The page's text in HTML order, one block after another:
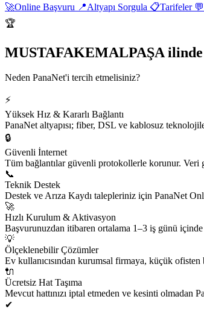
🚀Online Başvuru 📍Altyapı Sorgula 📋Tarifeler 💬
🏆
MUSTAFAKEMALPAŞA ilinde
Neden PanaNet'i tercih etmelisiniz?
⚡
Yüksek Hız & Kararlı Bağlantı
PanaNet altyapısı; fiber, DSL ve kablosuz
🔒
Güvenli İnternet
Tüm bağlantılar güvenli protokollerle korunur. Veri
📞
Teknik Destek
Destek ve Arıza Kaydı talepleriniz için PanaNet
🚀
Hızlı Kurulum & Aktivasyon
Başvurunuzdan itibaren ortalama 1–3 iş günü
💡
Ölçeklenebilir Çözümler
Ev kullanıcısından kurumsal firmaya, küçük
🔌
Ücretsiz Hat Taşıma
Mevcut hattınızı iptal etmeden ve kesinti olmadan
✔